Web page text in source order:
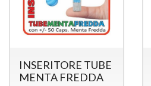
INSERITORE TUBE
MENTA FREDDA